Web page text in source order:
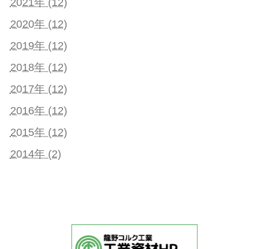
2021年 (12)
2020年 (12)
2019年 (12)
2018年 (12)
2017年 (12)
2016年 (12)
2015年 (12)
2014年 (2)